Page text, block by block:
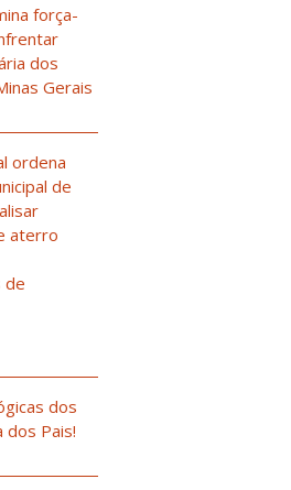
força-
dos
Gerais
ordena
de
aterro
de
dos
dos Pais!